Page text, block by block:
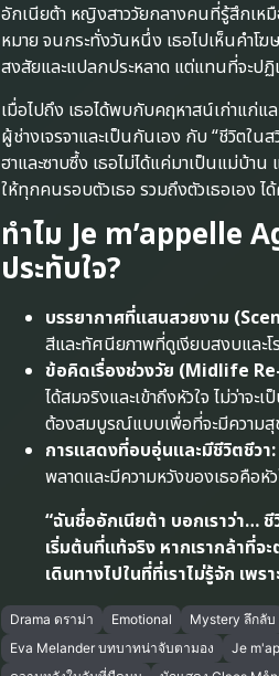
อักเนียต้า หญิงสาววัยกลางคนที่รู้สึกเห
หมาย จนกระทั่งวันหนึ่ง เธอไปเห็นคำโ
สงสัยและแปลกประหลาด แต่แทนที่จะปฏิ
เมื่อไปถึง เธอได้พบกับคฤหาสน์เก่าแก่แ
ผู้ช่างเจรจาและเป็นกันเอง กับ “ชีวิตใ
ฮาและซาบซึ้ง เธอไม่ได้แค่มาเป็นแม่บ้า
ให้ทุกคนรอบตัวเธอ รวมถึงตัวเธอเอง
ทำไม Je m’appelle
ประทับใจ?
บรรยากาศที่แสนสวยงาม
สีและทัศนียภาพที่ดูเงียบสงบและ
ข้อคิดเรื่องช่วงวัย (Midlife
ได้สมจริงและเข้าถึงหัวใจ ไม่ว่าจ
ต้องสมบูรณ์แบบเพื่อที่จะมีความสุ
การแสดงที่อบอุ่นและมีชีวิตชีวา:
พลาดและมีความหวังของเธอคือ
“ฉันชื่ออักเนียต้า บอกเราว่า…
เริ่มต้นที่แท้จริง หากเรากล้าที่
เดินทางไปในที่ที่เราไม่รู้จัก เพ
Drama ดราม่า Emotional Mystery ลึกลับ
Eva Melander บทบาทน่าจับตามอง
Je